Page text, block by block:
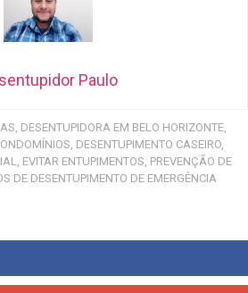
Paulo
DESENTUPIDORA EM BELO HORIZONTE
DESENTUPIMENTO CASEIRO
EVITAR ENTUPIMENTOS PREVENÇÃO DE
DE DESENTUPIMENTO DE EMERGÊNCIA